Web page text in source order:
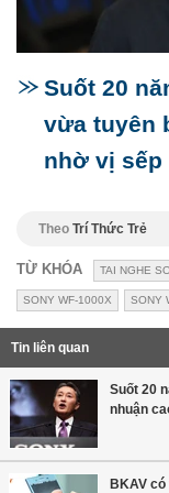
Suốt 20
vừa tuyên
nhờ vị sếp
Theo Trí Thức Trẻ
TỪ KHÓA TAI NGHE
SONY WF-1000X SONY
Tin liên quan
Suốt 20
nhuận
BKAV